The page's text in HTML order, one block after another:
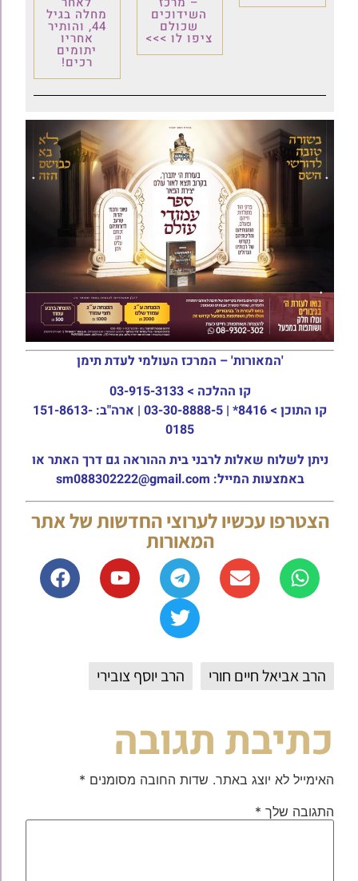
השידוכים
שכולם
ציפו לו >>>
מחלה בגיל
44, והותיר
אחריו
יתומים
רכים!
'המאורות' – המרכז העולמי לעדת תימן
קו ההלכה > 03-915-3133
קו התוכן >
8416* | 03-30-8888-5 | ארה"ב: 151-8613-
0185
ניתן לשלוח שאלות לרבני בית ההוראה גם דרך האתר או
באמצעות המייל: sm088302222@gmail.com
הצטרפו עכשיו לערוצי החדשות של אתר
המאורות
הרב אביאל חיים חורי הרב יוסף צובירי
כתיבת תגובה
האימייל לא יוצג באתר. שדות החובה מסומנים *
התגובה שלך *